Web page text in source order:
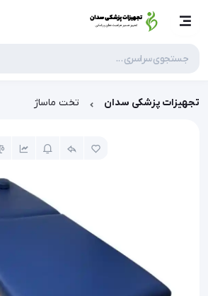
تجهیزات پزشکی سدان تخت ماساژ